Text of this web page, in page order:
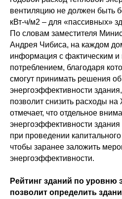
вентиляцию не должен быть
кВт-ч/м2 – для «пассивных»
По словам заместителя
Андрея Чибиса, на каждом
информация с фактическим
потреблением, благодаря
смогут принимать решения
энергоэффективности
позволит снизить расходы
отмечает, что отдельное
энергоэффективности
при проведении
чтобы заранее заложить
энергоэффективности.
Рейтинг зданий по уровню
позволит определить
© РОСИЗОЛ 2026
Об ассоциации
О минеральной вате
Новости ассоциации
Проекты
Стандартизация
Забота о потребителе
Контакты
Ассоциация "Росизол", ИНН 7710430709,
ОГРН 1037739376290
г. Москва, 123298, а/я 36